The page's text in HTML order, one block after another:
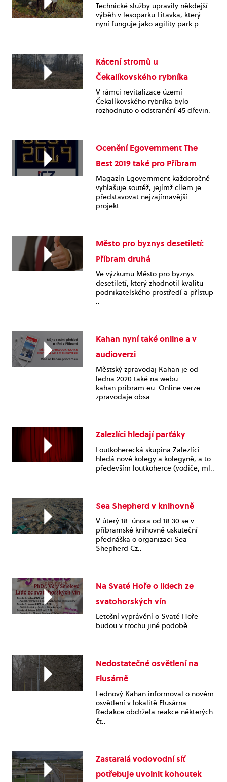
Technické služby upravily někdejší
výběh v lesoparku Litavka, který
nyní funguje jako agility park p..
Kácení stromů u
Čekalíkovského rybníka
V rámci revitalizace území
Čekalíkovského rybníka bylo
rozhodnuto o odstranění 45 dřevin.
Ocenění Egovernment The
Best 2019 také pro Příbram
Magazín Egovernment každoročně
vyhlašuje soutěž, jejímž cílem je
představovat nejzajímavější
projekt..
Město pro byznys desetiletí:
Příbram druhá
Ve výzkumu Město pro byznys
desetiletí, který zhodnotil kvalitu
podnikatelského prostředí a přístup
..
Kahan nyní také online a v
audioverzi
Městský zpravodaj Kahan je od
ledna 2020 také na webu
kahan.pribram.eu. Online verze
zpravodaje obsa..
Zalezlíci hledají parťáky
Loutkoherecká skupina Zalezlíci
hledá nové kolegy a kolegyně, a to
především loutkoherce (vodiče, ml..
Sea Shepherd v knihovně
V úterý 18. února od 18.30 se v
příbramské knihovně uskuteční
přednáška o organizaci Sea
Shepherd Cz..
Na Svaté Hoře o lidech ze
svatohorských vín
Letošní vyprávění o Svaté Hoře
budou v trochu jiné podobě.
Nedostatečné osvětlení na
Flusárně
Lednový Kahan informoval o novém
osvětlení v lokalitě Flusárna.
Redakce obdržela reakce některých
čt..
Zastaralá vodovodní síť
potřebuje uvolnit kohoutek